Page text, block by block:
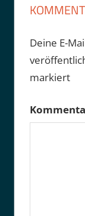
Deine E-
markiert